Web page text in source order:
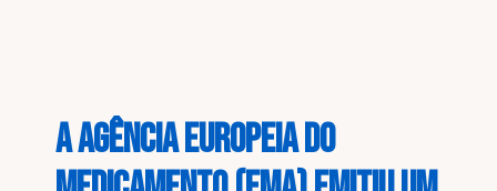
A Agência Europeia do